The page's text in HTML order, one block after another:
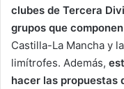
clubes de Tercera
grupos que
Castilla-La Mancha y
limítrofes. Además,
hacer las propuestas